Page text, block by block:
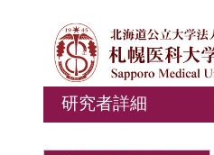
研究者詳細